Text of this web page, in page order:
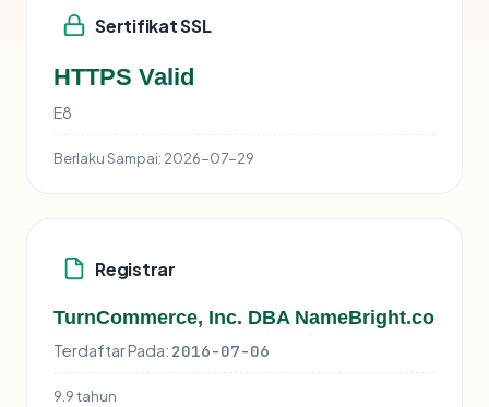
Sertifikat SSL
HTTPS Valid
E8
Berlaku Sampai: 2026-07-29
Registrar
TurnCommerce, Inc. DBA NameBright.co
Terdaftar Pada: 2016-07-06
9.9 tahun